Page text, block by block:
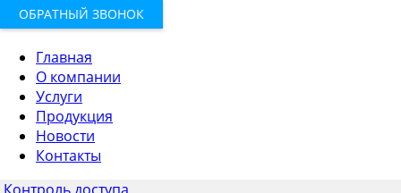
ОБРАТНЫЙ ЗВОНОК
Главная
О компании
Услуги
Продукция
Новости
Контакты